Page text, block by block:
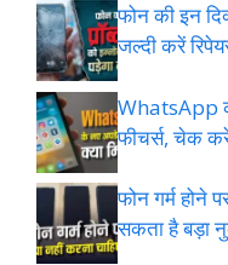
फोन की इन
जल्दी करें
WhatsApp
फीचर्स, चेक
फोन गर्म होने
सकता है बड़ा